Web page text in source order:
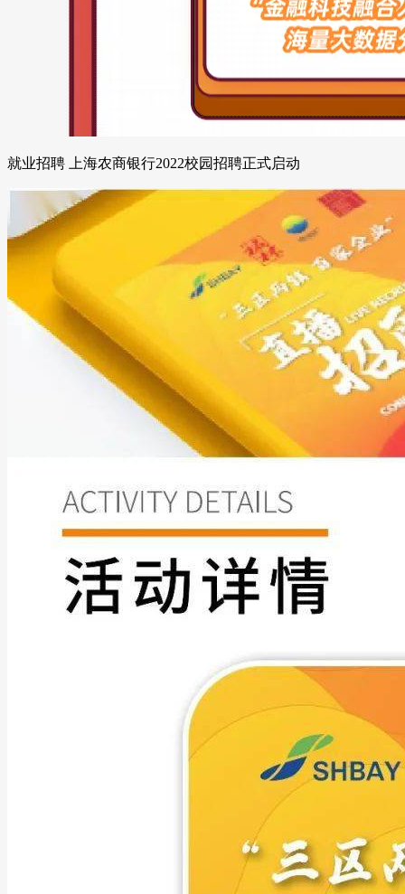
就业招聘 上海农商银行2022校园招聘正式启动